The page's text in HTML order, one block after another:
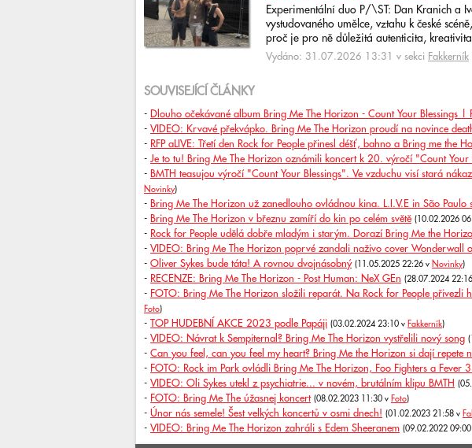
Experimentální duo P/\ST: Dan Kranich a
vystudovaného umělce, vztahu k české
proč je pro ně důležitá autenticita,
Vydáno: 31.07.2026 13:31 v sekci Fakkerník
SOUVISEJÍCÍ ČLÁNKY
- Dlouho očekávané album Bring Me The Horizon - Count Your Blessings |
- VIDEO: Krvavé překvápko. Bring Me The Horizon proudí na novince
- RFP aLIVE: Třetí den Rock for People přinesl déšť, bahno a Bring me the
- Je to tu! Bring Me The Horizon oznámili koncert k 20. výročí "Count Your
- BMTH teasujou výročí "Count Your Blessings". Ve vzduchu visí stará
Novinky)
- Bring Me The Horizon už zanedlouho ovládnou kina. L.I.V.E in São Paulo
- Bring Me The Horizon v březnu zamíří do kin po celém světě (10.02.2026
- Rock for People udělá dobře mladým i starým. Dorazí Bring Me the
- VIDEO: Bring Me The Horizon poprvé zandali naživo cover Wonderwall
- Oliver Sykes bude táta! A rovnou dvojnásobný (11.05.2025 22:26 v Novinky)
- RECENZE: Bring Me The Horizon - Post Human: NeX GEn (28.07.2024
- FOTO: Bring Me The Horizon složili reparát. Na Rock for People přivezli
Foto)
- TOP HUDEBNÍ AKCE 2023 podle Papáji (03.02.2024 23:10 v Fakkerník)
- VIDEO: Návrat k Sempiternal? Bring Me The Horizon vystřelili nový song
- Can you feel, can you feel my heart? Bring Me the Horizon si dají repete
- FOTO: Rock im Park ovládli Bring Me The Horizon, Foo Fighters a Fever
- VIDEO: Oli Sykes utekl z psychiatrie... v novém, brutálním klipu BMTH
- FOTO: Bring Me The úžasnej koncert (08.02.2023 11:30 v Foto)
- Únor nás semele! Šest velkých koncertů v osmi dnech! (01.02.2023 21:58 v
- VIDEO: Bring Me The Horizon zahráli s Edem Sheeranem (09.02.2022